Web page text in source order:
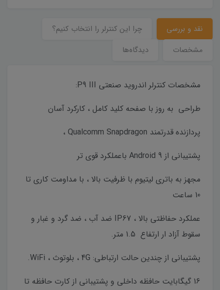
نقد و بررسی
چرا این کنترلر را انتخاب کنیم؟
مشخصات
دیدگاه‌ها
مشخصات کنترلر اندروید صنعتی P9 III:
طراحی به روز با صفحه کلید کامل ، کارکرد آسان
پردازنده قدرتمند Qualcomm Snapdragon ،
پشتیبانی از Android 9 باعملکرد قوی تر
مجهز به باتری لیتیوم با ظرفیت بالا ، با مداومت کاری تا
10 ساعت
عملکرد حفاظتی بالا ، IP67 ضد آب ، ضد گرد و غبار و
سقوط آزاد ار ارتفاع 1.5 متر.
پشتیبانی از چندین حالت ارتباطی: 4G ، بلوتوث ، WiFi.
16 گیگابایت حافظه داخلی و پشتیبانی از کارت حافظه تا